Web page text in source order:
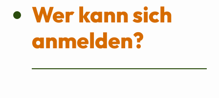
Wer kann sich
anmelden?